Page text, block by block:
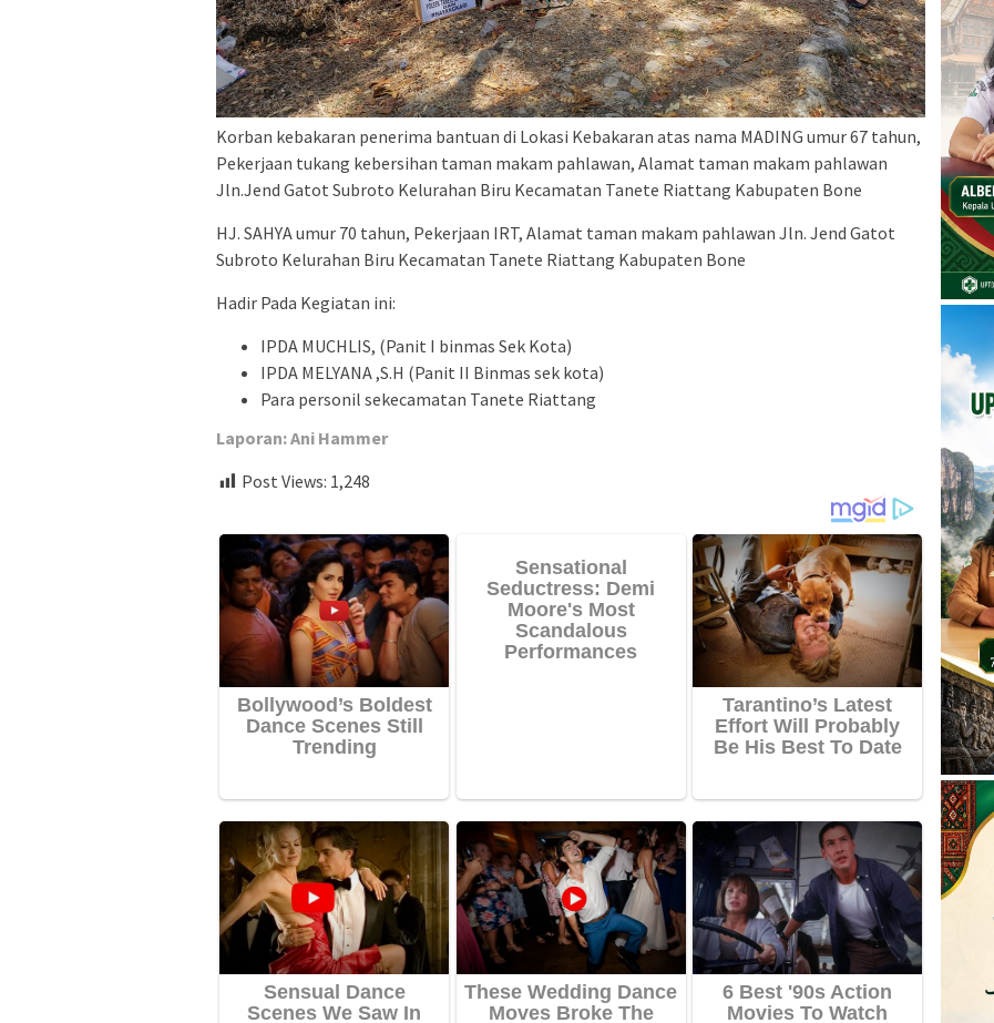
Korban kebakaran penerima bantuan di Lokasi Kebakaran atas nama MADING umur 67 tahun,
Pekerjaan tukang kebersihan taman makam pahlawan, Alamat taman makam pahlawan
Jln.Jend Gatot Subroto Kelurahan Biru Kecamatan Tanete Riattang Kabupaten Bone
HJ. SAHYA umur 70 tahun, Pekerjaan IRT, Alamat taman makam pahlawan Jln. Jend Gatot
Subroto Kelurahan Biru Kecamatan Tanete Riattang Kabupaten Bone
Hadir Pada Kegiatan ini:
IPDA MUCHLIS, (Panit I binmas Sek Kota)
IPDA MELYANA ,S.H (Panit II Binmas sek kota)
Para personil sekecamatan Tanete Riattang
Laporan: Ani Hammer
Post Views: 1,248